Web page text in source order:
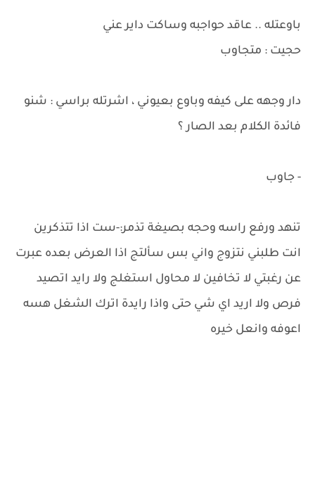
باوعتله .. عاقد حواجبه وساكت داير عني
حجيت : متجاوب
دار وجهه على كيفه وباوع بعيوني ، اشرتله براسي : شنو
فائدة الكلام بعد الصار ؟
- جاوب
تنهد ورفع راسه وحجه بصيغة تذمر:-ست اذا تتذكرين
انت طلبني نتزوج واني بس سألتج اذا العرض بعده عبرت
عن رغبتي لا تخافين لا محاول استغلج ولا رايد اتصيد
فرص ولا اريد اي شي حتى واذا رايدة اترك الشغل هسه
اعوفه وانعل خيره